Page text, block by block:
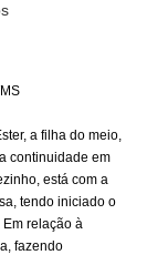
a filha do meio,
continuidade em
está com a
tendo iniciado o
relação à
fazendo